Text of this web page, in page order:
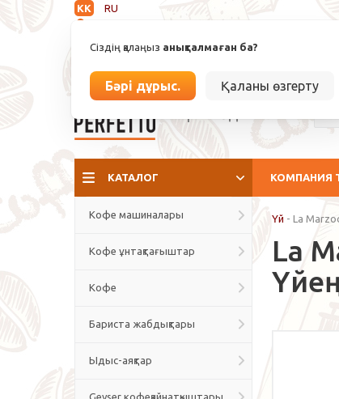
KK
RU
Сіздің қалаңыз анықталмаған ба?
Бәрі дұрыс. Қаланы өзгерту
info@espressoperfetto.kz
КАТАЛОГ КОМПАНИЯ
Кофе машиналары
Кофе ұнтақтағыштар
Кофе
Бариста жабдықтары
Ыдыс-аяқтар
Geyser кофеқайнатқыштары
Үй - La
La